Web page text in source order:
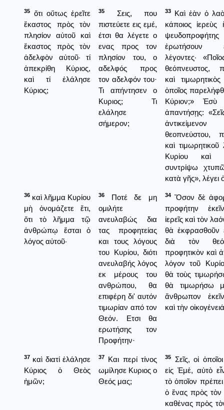
35
ὅτι οὕτως ἐρεῖτε
ἕκαστος πρὸς τὸν
πλησίον αὐτοῦ καὶ
ἕκαστος πρὸς τὸν
ἀδελφὸν αὐτοῦ· τί
ἀπεκρίθη Κύριος,
καὶ τί ἐλάλησε
Κύριος;
35
Σεις, που
πιστεύετε εις εμέ,
έτσι θα λέγετε ο
ενας προς τον
πλησίον του, ο
αδελφός προς
τον αδελφόν του·
Τι απήντησεν ο
Κυριος; Τι
ελάλησε
σήμερον;
33
Καὶ ἐὰν ὁ
κάποιος ἱερεὺς
ἐρωτήσουν
λέγοντες·
θεόπνευστος,
καὶ
ὁποῖος
Κύριον;»
ἀπαντήσῃς:
θεοπνεύστου,
καὶ
Κυρίου
συντρίψω
κατὰ γῆς», λέγει
36 καὶ λῆμμα Κυρίου
μὴ ὀνομάζετε ἔτι,
ὅτι τὸ λῆμμα τῷ
ἀνθρώπῳ ἔσται ὁ
λόγος αὐτοῦ·
36
Ποτέ δε μη
ομιλήτε
ανευλαβώς δια
τας προφητείας
και τους λόγους
του Κυρίου, διότι
ανευλαβής λόγος
εκ μέρους του
ανθρώπου, θα
επιφέρη δι' αυτόν
τιμωρίαν από τον
Θεόν. Ετσι θα
ερωτήσης τον
Προφήτην·
34 Ὅσον δὲ
προφήτην
ἱερεῖς καὶ τὸν
θὰ ἐκφρασθοῦν
διὰ τὸν
προφητικὸν καὶ
λόγον τοῦ
θὰ τοὺς
θὰ τιμωρήσω
ἄνθρωπον
καὶ τὴν
37 καὶ διατί ἐλάλησε
Κύριος ὁ Θεὸς
ἡμῶν;
37
Και περί τίνος
ωμίλησε Κυριος ο
Θεός μας;
35
Σεῖς, οἱ
εἰς Ἐμέ, αὐτὸ
τὸ ὁποῖον
ὁ ἕνας πρὸς τὸν
καθένας πρὸς